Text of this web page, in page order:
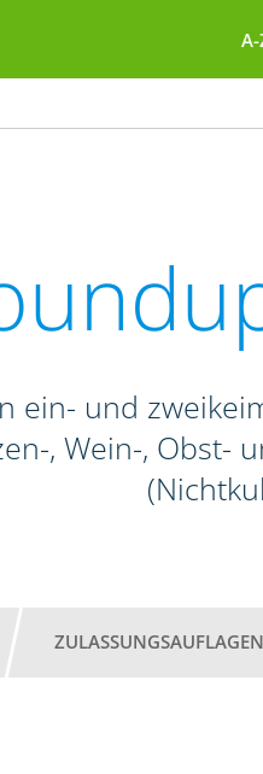
A-
ein- und
, Wein-, Obst-
ZULASSUNGSAUFLAGEN